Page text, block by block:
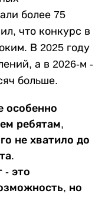
более 75
что конкурс в
В 2025 году
а в 2026-м -
больше.
особенно
ребятам,
не хватило до
- это
но